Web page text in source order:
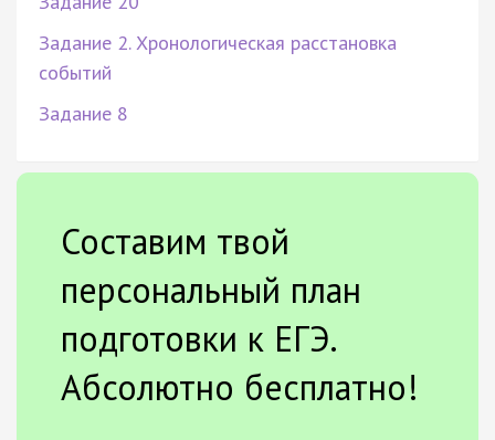
Задание 2. Хронологическая расстановка
событий
Задание 8
Составим твой
персональный план
подготовки к ЕГЭ.
Абсолютно бесплатно!